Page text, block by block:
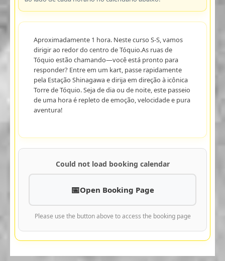
Aproximadamente 1 hora. Neste curso S-S, vamos
dirigir ao redor do centro de Tóquio.As ruas de
Tóquio estão chamando—você está pronto para
responder? Entre em um kart, passe rapidamente
pela Estação Shinagawa e dirija em direção à icônica
Torre de Tóquio. Seja de dia ou de noite, este passeio
de uma hora é repleto de emoção, velocidade e pura
aventura!
Could not load booking calendar
Open Booking Page
Please use the button above to access the booking page